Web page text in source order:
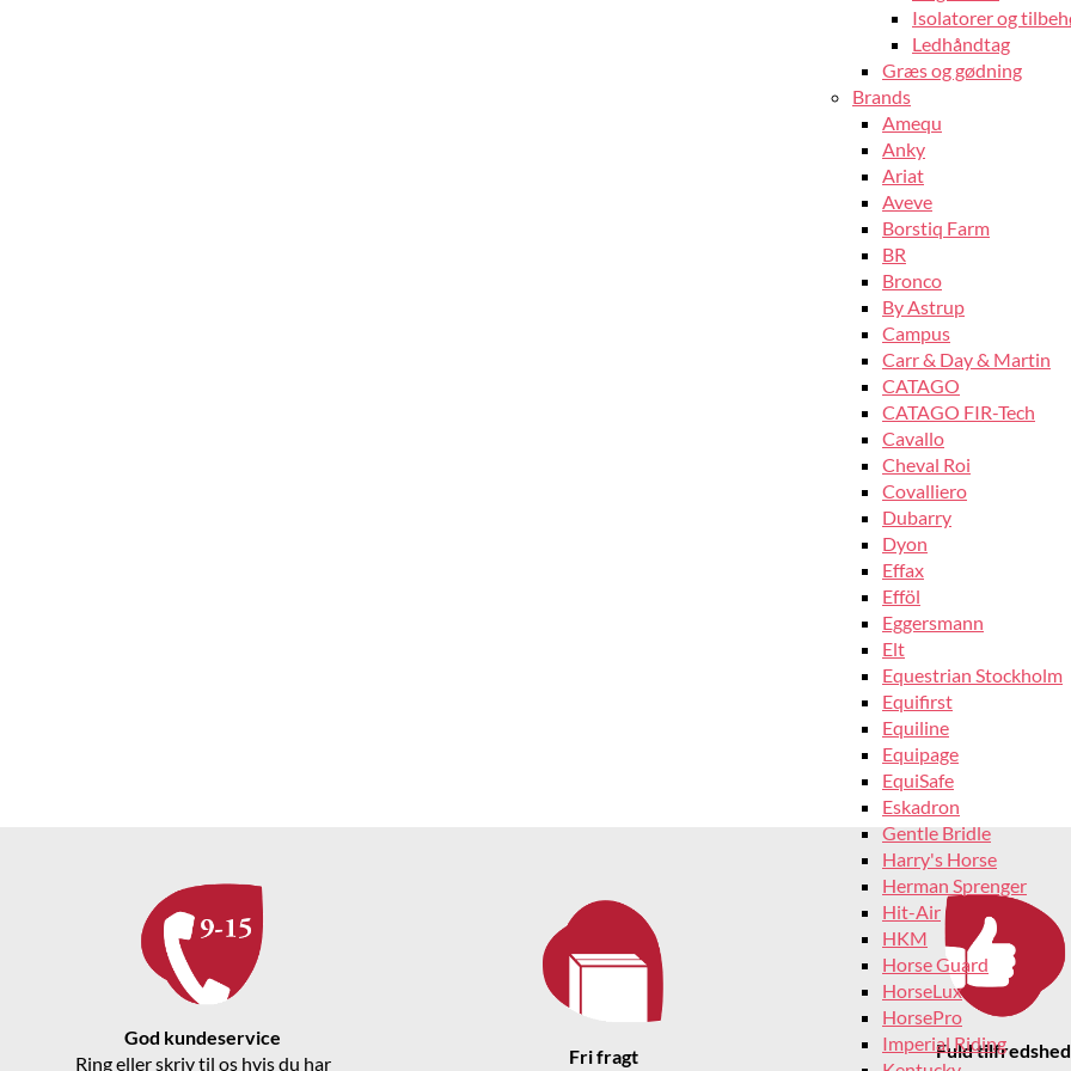
Isolatorer og
Ledhåndtag
Græs og gødning
Brands
Amequ
Anky
Ariat
Aveve
Borstiq Farm
BR
Bronco
By Astrup
Campus
Carr & Day & Martin
CATAGO
CATAGO FIR-Tech
Cavallo
Cheval Roi
Covalliero
Dubarry
Dyon
Effax
Efföl
Eggersmann
Elt
Equestrian Stockholm
Equifirst
Equiline
Equipage
EquiSafe
Eskadron
Gentle Bridle
Harry's Horse
Herman Sprenger
Hit-Air
HKM
Horse Guard
HorseLux
HorsePro
Imperial Riding
God kundeservice
Ring eller skriv til os hvis du har
Fri fragt
Fuld tilfredshed